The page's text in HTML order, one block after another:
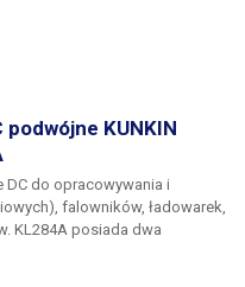
KUNKIN
DC do opracowywania i
falowników, ładowarek,
KL284A posiada dwa
i prądów 0-20A.